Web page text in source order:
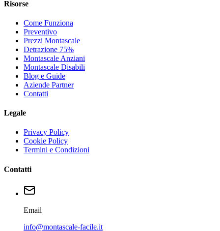
Risorse
Come Funziona
Preventivo
Prezzi Montascale
Detrazione 75%
Montascale Anziani
Montascale Disabili
Blog e Guide
Aziende Partner
Contatti
Legale
Privacy Policy
Cookie Policy
Termini e Condizioni
Contatti
Email
info@montascale-facile.it